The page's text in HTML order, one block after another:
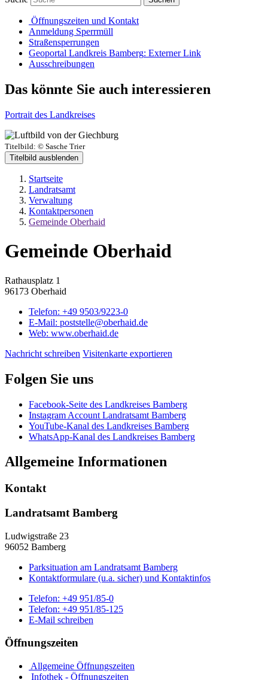
Öffnungszeiten und Kontakt
Anmeldung Sperrmüll
Straßensperrungen
Geoportal Landkreis Bamberg: Externer Link
Ausschreibungen
Das könnte Sie auch interessieren
Portrait des Landkreises
Titelbild: © Sasche Trier
Titelbild ausblenden
Startseite
Landratsamt
Verwaltung
Kontaktpersonen
Gemeinde Oberhaid
Gemeinde Oberhaid
Rathausplatz 1
96173 Oberhaid
Telefon: +49 9503/9223-0
E-Mail: poststelle@oberhaid.de
Web: www.oberhaid.de
Nachricht schreiben Visitenkarte exportieren
Folgen Sie uns
Facebook-Seite des Landkreises Bamberg
Instagram Account Landratsamt Bamberg
YouTube-Kanal des Landkreises Bamberg
WhatsApp-Kanal des Landkreises Bamberg
Allgemeine Informationen
Kontakt
Landratsamt Bamberg
Ludwigstraße 23
96052 Bamberg
Parksituation am Landratsamt Bamberg
Kontaktformulare (u.a. sicher) und Kontaktinfos
Telefon: +49 951/85-0
Telefon: +49 951/85-125
E-Mail schreiben
Öffnungszeiten
Allgemeine Öffnungszeiten
Infothek - Öffnungszeiten